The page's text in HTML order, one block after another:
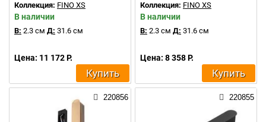
Коллекция: FINO XS
В наличии
В: 2.3 см Д: 31.6 см
Цена: 11 172 Р.
Купить
Коллекция: FINO XS
В наличии
В: 2.3 см Д: 31.6 см
Цена: 8 358 Р.
Купить
220856 220855